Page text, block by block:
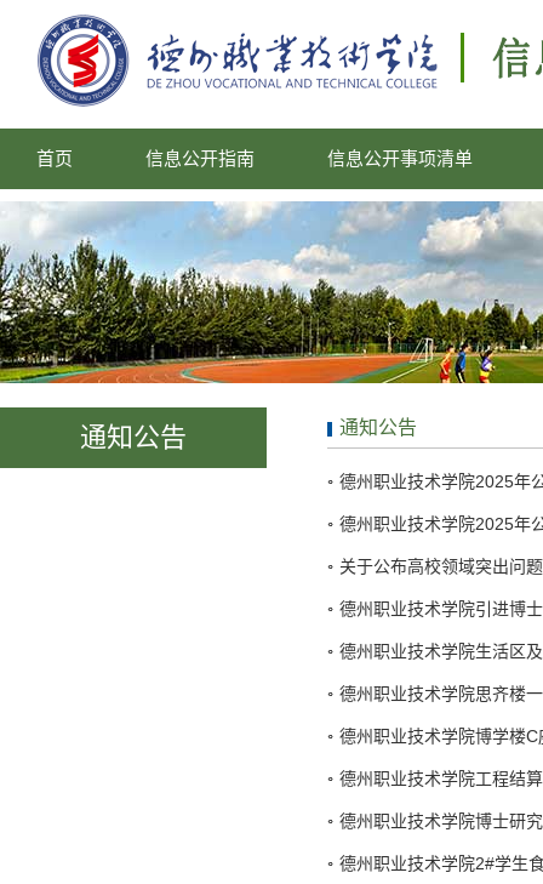
首页 信息公开指南 信息公开事项清单
通知公告 通知公告
德州职业技术学院2025年
德州职业技术学院2025年
关于公布高校领域突出问
德州职业技术学院引进博
德州职业技术学院生活区
德州职业技术学院思齐楼
德州职业技术学院博学楼
德州职业技术学院工程结
德州职业技术学院博士研
德州职业技术学院2#学生